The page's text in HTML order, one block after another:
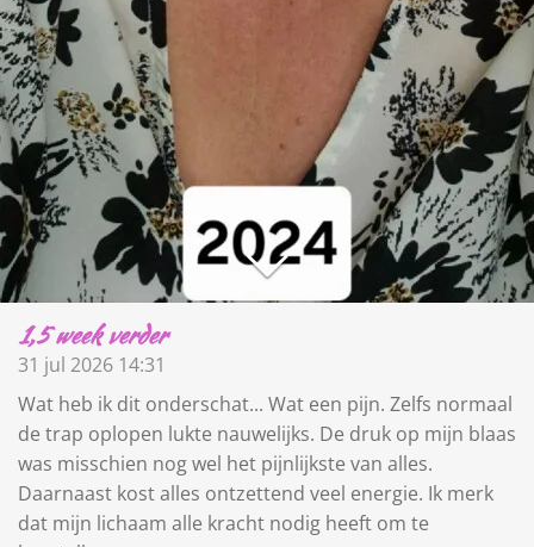
1,5 week verder
31 jul 2026 14:31
Wat heb ik dit onderschat... Wat een pijn. Zelfs normaal
de trap oplopen lukte nauwelijks. De druk op mijn blaas
was misschien nog wel het pijnlijkste van alles.
Daarnaast kost alles ontzettend veel energie. Ik merk
dat mijn lichaam alle kracht nodig heeft om te